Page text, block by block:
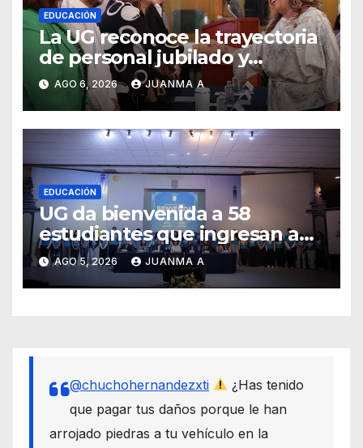
EDUCACIÓN
La UG reconoce la trayectoria
de personal jubilado y
agradece su legado
AGO 6, 2026 JUANMA A
EDUCACIÓN
UG da bienvenida a 58
estudiantes que ingresan a
través de los programas de
equidad
AGO 5, 2026 JUANMA A
@chuchohernandezxti
¿Has tenido
que pagar tus daños porque le han
arrojado piedras a tu vehículo en la